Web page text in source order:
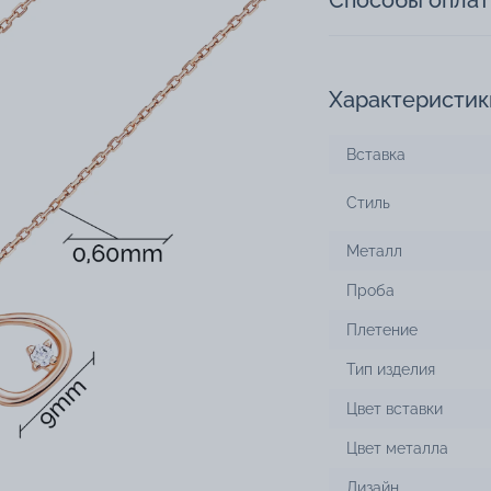
Вставка
Стиль
Металл
Проба
Плетение
Тип изделия
Цвет вставки
Цвет металла